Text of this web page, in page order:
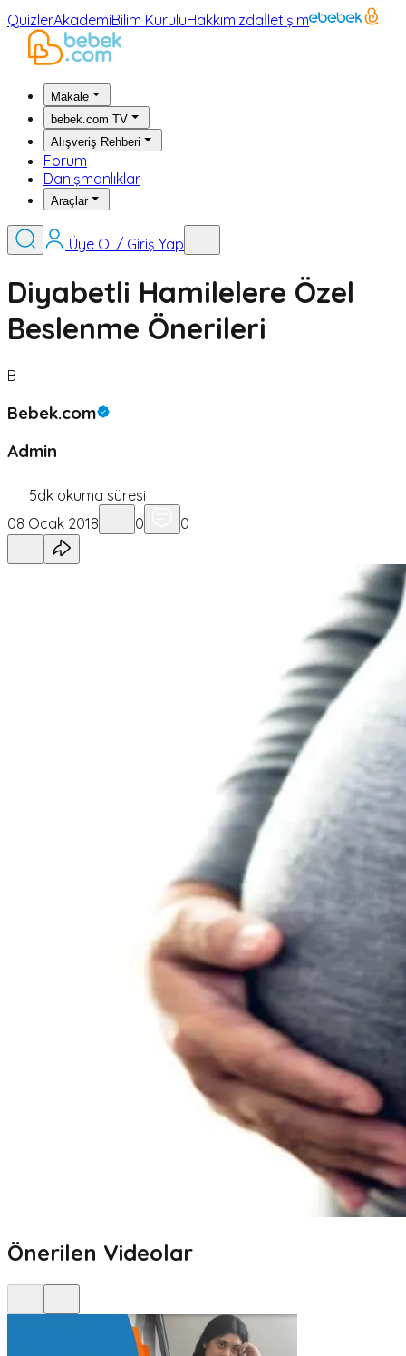
QuizlerAkademiBilim KuruluHakkımızdaİletişim
Makale
bebek.com TV
Alışveriş Rehberi
Forum
Danışmanlıklar
Araçlar
Üye Ol / Giriş Yap
Diyabetli Hamilelere Özel
Beslenme Önerileri
B
Bebek.com
Admin
5dk okuma süresi
08 Ocak 2018
0 0
Önerilen Videolar